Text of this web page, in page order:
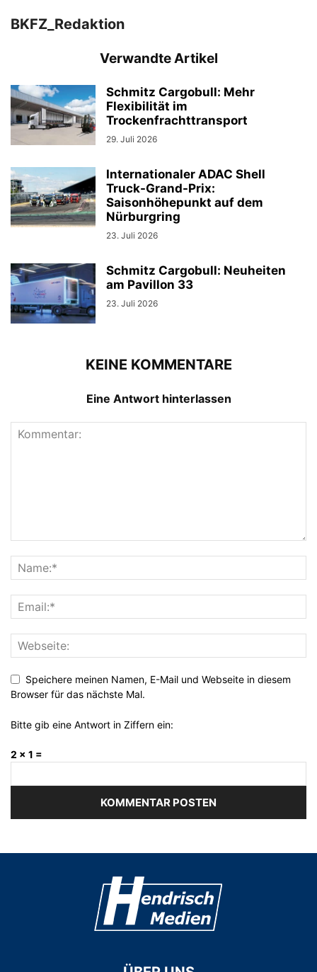
BKFZ_Redaktion
Verwandte Artikel
Schmitz Cargobull: Mehr
Flexibilität im
Trockenfrachttransport
29. Juli 2026
Internationaler ADAC Shell
Truck-Grand-Prix:
Saisonhöhepunkt auf dem
Nürburgring
23. Juli 2026
Schmitz Cargobull: Neuheiten
am Pavillon 33
23. Juli 2026
KEINE KOMMENTARE
Eine Antwort hinterlassen
Speichere meinen Namen, E-Mail und Webseite in diesem
Browser für das nächste Mal.
Bitte gib eine Antwort in Ziffern ein:
2 × 1 =